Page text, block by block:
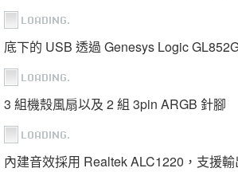
底下的 USB 透過 Genesys Logic
3 組機殼風扇以及 2 組 3pin ARGB 針腳
內建音效採用 Realtek ALC1220，支援